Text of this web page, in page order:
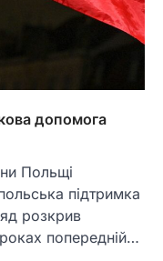
допомога
Польщі
підтримка
розкрив
попередній…